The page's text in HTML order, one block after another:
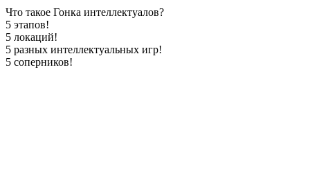
Что такое Гонка интеллектуалов?
5 этапов!
5 локаций!
5 разных интеллектуальных игр!
5 соперников!